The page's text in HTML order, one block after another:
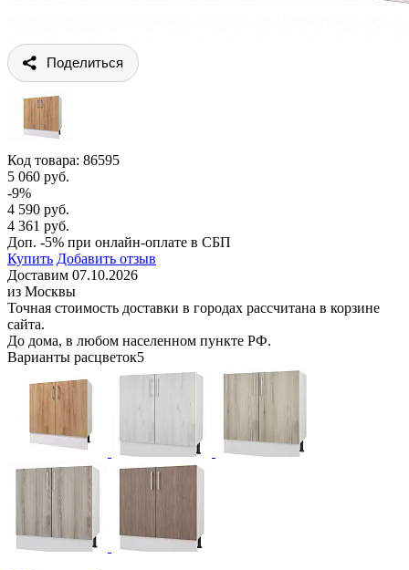
Поделиться
Код товара: 86595
5 060 руб.
-9%
4 590 руб.
4 361 руб.
Доп. -5% при онлайн-оплате в СБП
Купить Добавить отзыв
Доставим 07.10.2026
из Москвы
Точная стоимость доставки в городах рассчитана в корзине
сайта.
До дома, в любом населенном пункте РФ.
Варианты расцветок5